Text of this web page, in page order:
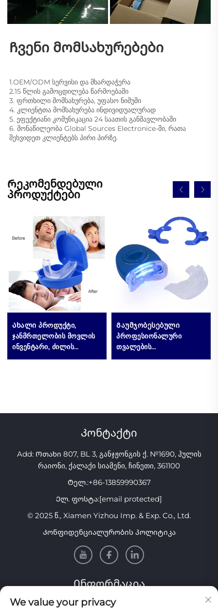
Ჩვენი მომსახურებები
1.OEM/ODM სერვისი და მხარდაჭერა
2.15 წლის გამოცდილება წარმოებაში
3. ფრთხილი მომსახურება, უფასო ნიმუში
4. კლიენტთა მომსახურება ინდივიდუალურად
5. ეფექტიანი კომუნიკაცია 24 საათის განმავლობაში
6. მონაწილეობა Global Sources Electronice-ში, რათა
შეხვიდეთ კლიენტებს პირი პირზე.
Რეკომენდებული
პროდუქტები
Ახალი პროდუქტი,
ჯანმრთელობის მოვლის
ინვენტარი, ძილის
ხარისხის გაუმჯობესების
ხმაურის პირის დამცავი
Გაუმჯობესებული
პროფესიონალური
თვალების
გასათეთრებელი
გასანათლებლად
Კონტაქტი
Add: Ოთახი 807, BL 3, განჯჟონგის ქ. №1690, ჰულის
რაიონი, ქალაქი სიამენი, ჩინეთი, 361100
Ტელ.:+86-13859990367
Ელ. ფოსტა:[email protected]
© 2025 წ., Xiamen Yizhou Imp. & Exp. Co., Ltd.
Კონფიდენციალურობის პოლიტიკა
Ინფორმაცია
Გამოიწერეთ ჩვენი ყოველკვირეული საინფორმაციო
We value your privacy